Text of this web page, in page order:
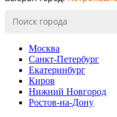
Москва
Санкт-Петербург
Екатеринбург
Киров
Нижний Новгород
Ростов-на-Дону